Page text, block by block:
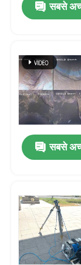
सबसे
सबसे